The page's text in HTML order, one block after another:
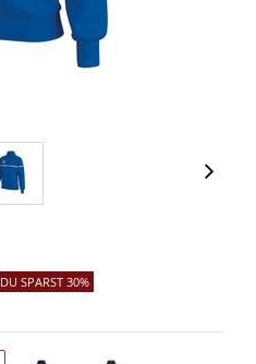
DU SPARST 30%